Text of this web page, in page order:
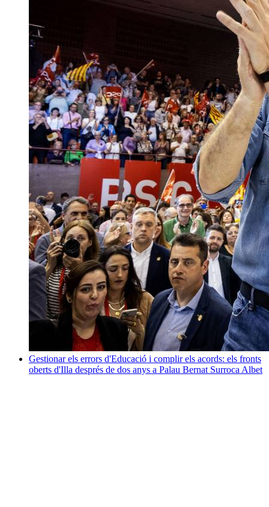
Gestionar els errors d'Educació i complir els acords: els fronts
oberts d'Illa després de dos anys a Palau Bernat Surroca Albet